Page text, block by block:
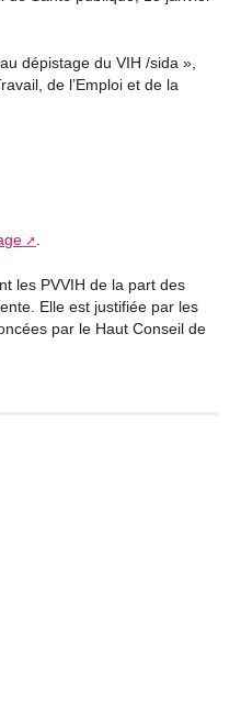
dépistage du VIH /sida »,
de l’Emploi et de la
.
les PVVIH de la part des
Elle est justifiée par les
par le Haut Conseil de